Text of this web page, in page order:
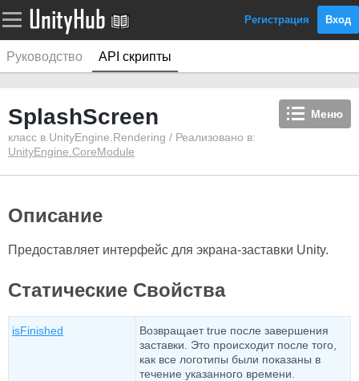
Регистрация Вход
Руководство API скрипты
Меню
SplashScreen
класс в UnityEngine.Rendering / Реализовано в:
UnityEngine.CoreModule
Описание
Предоставляет интерфейс для экрана-заставки Unity.
Статические Свойства
isFinished
Возвращает true после завершения
заставки. Это происходит после того,
как все логотипы были показаны в
течение указанного времени.